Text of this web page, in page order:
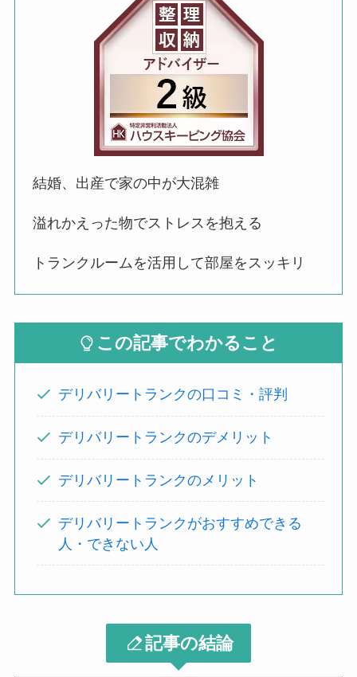
結婚、出産で家の中が大混雑
溢れかえった物でストレスを抱える
トランクルームを活用して部屋をスッキリ
この記事でわかること
デリバリートランクの口コミ・評判
デリバリートランクのデメリット
デリバリートランクのメリット
デリバリートランクがおすすめできる
人・できない人
記事の結論